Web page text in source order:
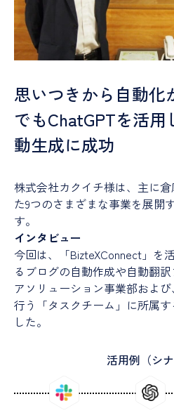
思いつきから自動化
でもChatGPTを活用
動生成に成功
株式会社カクイチ様は、主に
た9つのさまざまな事業を展開
す。
インタビュー
今回は、「BizteXConnect」を
るブログの自動作成や自動翻
アソリューション事業部およ
行う「タスクチーム」に所属
した。
活用例（シナ